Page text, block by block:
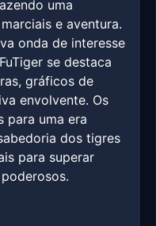
uma
e aventura.
onda de interesse
se destaca
gráficos de
envolvente. Os
para uma era
dos tigres
para superar